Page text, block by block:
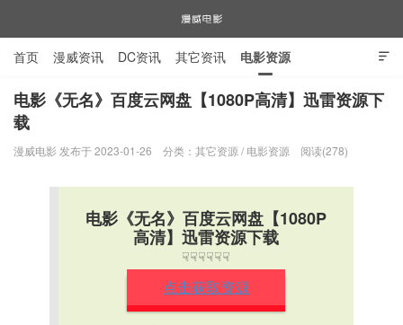
漫威电影

首页 漫威资讯 DC资讯 其它资讯 电影资源
电视剧资源 漫威图片
电影《无名》百度云网盘【1080P高清】迅雷资源下
载
漫威电影 发布于 2023-01-26 分类： 其它资源 / 电影资源 阅读(278)
电影《无名》百度云网盘【1080P
高清】迅雷资源下载
☟☟☟☟☟☟
点击获取资源